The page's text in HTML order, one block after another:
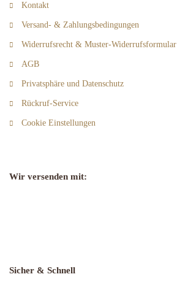
Kontakt
Versand- & Zahlungsbedingungen
Widerrufsrecht & Muster-Widerrufsformular
AGB
Privatsphäre und Datenschutz
Rückruf-Service
Cookie Einstellungen
Wir versenden mit:
Sicher & Schnell